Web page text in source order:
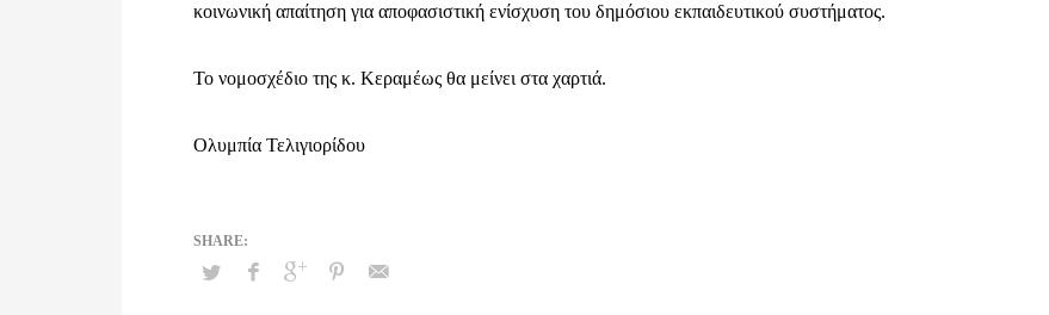
κοινωνική απαίτηση για αποφασιστική ενίσχυση του δημόσιου εκπαιδευτικού συστήματος.
Το νομοσχέδιο της κ. Κεραμέως θα μείνει στα χαρτιά.
Ολυμπία Τελιγιορίδου